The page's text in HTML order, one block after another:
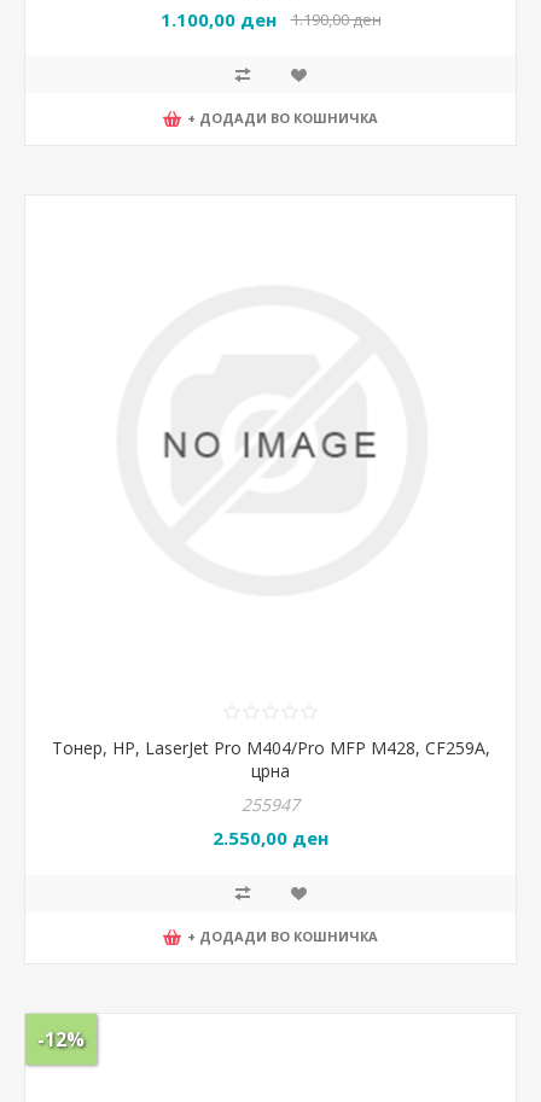
1.100,00 ден 1.190,00 ден
+ ДОДАДИ ВО КОШНИЧКА
Тонер, HP, LaserJet Pro M404/Pro MFP M428, CF259A,
црна
255947
2.550,00 ден
+ ДОДАДИ ВО КОШНИЧКА
-12%